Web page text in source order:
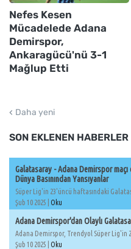
Nefes Kesen
Mücadelede Adana
Demirspor,
Ankaragücü'nü 3-1
Mağlup Etti
Daha yeni
SON EKLENEN HABERLER
Galatasaray - Adana Demirspor
Dünya Basınından Yansıyanlar
Süper Lig'in 23'üncü haftasındaki
Şub 10 2025 | Oku
Adana Demirspor'dan Olaylı
Adana Demirspor, Trendyol Süper Lig'in
Şub 10 2025 | Oku